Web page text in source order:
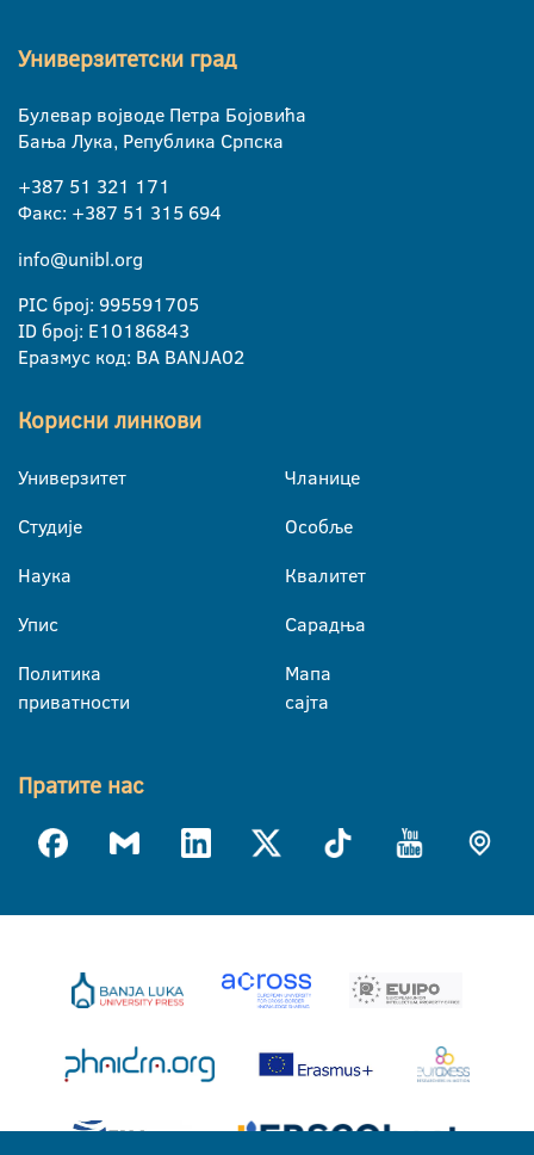
Универзитетски град
Булевар војводе Петра Бојовића
Бања Лука, Република Српска
+387 51 321 171
Факс: +387 51 315 694
info@unibl.org
PIC број: 995591705
ID број: E10186843
Еразмус код: BA BANJA02
Корисни линкови
Универзитет
Студије
Наука
Упис
Политика
приватности
Чланице
Особље
Квалитет
Сарадња
Мапа
сајта
Пратите нас